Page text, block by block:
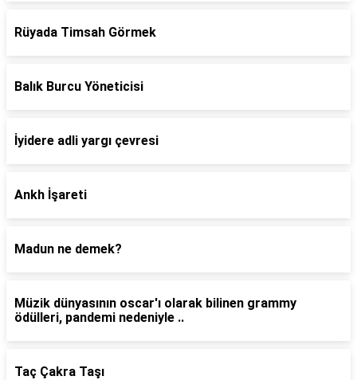
Rüyada Timsah Görmek
Balık Burcu Yöneticisi
İyidere adli yargı çevresi
Ankh İşareti
Madun ne demek?
Müzik dünyasının oscar'ı olarak bilinen grammy
ödülleri, pandemi nedeniyle ..
Taç Çakra Taşı